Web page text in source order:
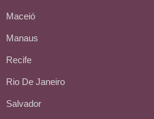
Maceió
Manaus
Recife
Rio De Janeiro
Salvador